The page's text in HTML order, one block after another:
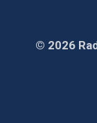
© 2026